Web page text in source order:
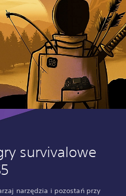
survivalowe
narzędzia i pozostań przy